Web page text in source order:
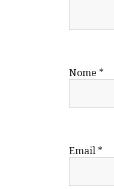
Nome *
Email *